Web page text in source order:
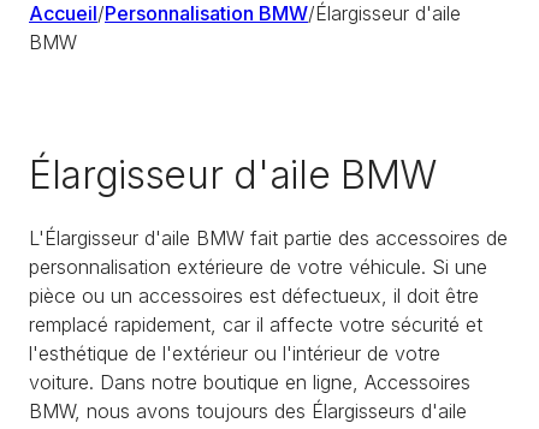
Accueil/Personnalisation BMW/Élargisseur d'aile
BMW
Élargisseur d'aile BMW
L'Élargisseur d'aile BMW fait partie des accessoires de
personnalisation extérieure de votre véhicule. Si une
pièce ou un accessoires est défectueux, il doit être
remplacé rapidement, car il affecte votre sécurité et
l'esthétique de l'extérieur ou l'intérieur de votre
voiture. Dans notre boutique en ligne, Accessoires
BMW, nous avons toujours des Élargisseurs d'aile